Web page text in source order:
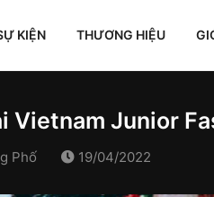
KIỆN THƯƠNG HIỆU
Junior
Phố 19/04/2022